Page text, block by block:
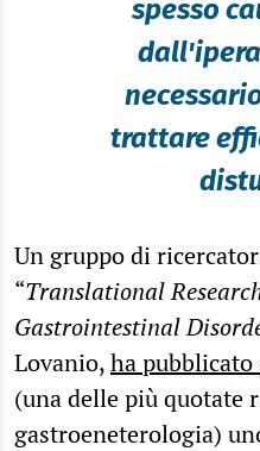
spesso
trattare
Un gruppo di
“Translational
Gastrointestinal
Lovanio,ha
(una delle più quotate
gastroeneterologia)